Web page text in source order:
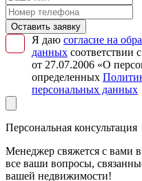
Оставить заявку
Я даю согласие на
данных
от 27.07.2006 «О
определенных
персональных данных
Персональная консультация
Менеджер свяжется с вами
все ваши вопросы,
вашей недвижимости!